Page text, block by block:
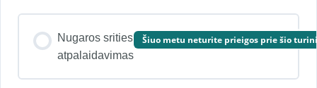
Nugaros srities
atpalaidavimas
Šiuo metu neturite prieigos prie šio